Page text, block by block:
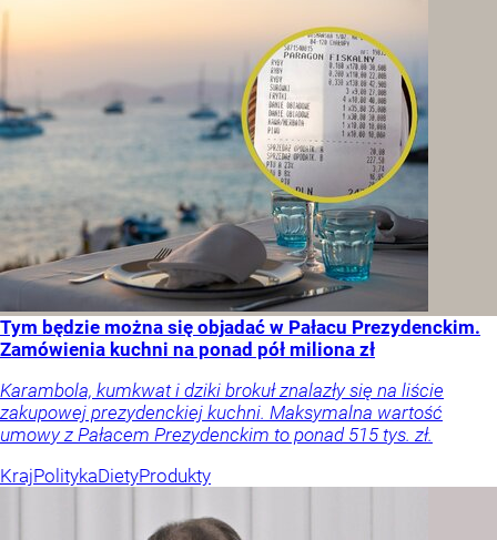
Tym będzie można się objadać w Pałacu Prezydenckim.
Zamówienia kuchni na ponad pół miliona zł
Karambola, kumkwat i dziki brokuł znalazły się na liście
zakupowej prezydenckiej kuchni. Maksymalna wartość
umowy z Pałacem Prezydenckim to ponad 515 tys. zł.
KrajPolitykaDietyProdukty